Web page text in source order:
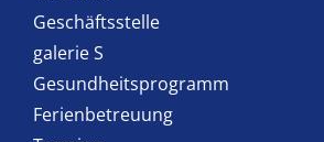
Geschäftsstelle
galerie S
Gesundheitsprogramm
Ferienbetreuung